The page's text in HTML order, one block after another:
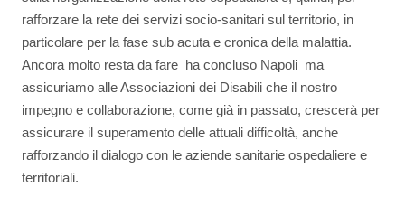
rafforzare la rete dei servizi socio-sanitari sul territorio, in
particolare per la fase sub acuta e cronica della malattia.
Ancora molto resta da fare  ha concluso Napoli  ma
assicuriamo alle Associazioni dei Disabili che il nostro
impegno e collaborazione, come già in passato, crescerà per
assicurare il superamento delle attuali difficoltà, anche
rafforzando il dialogo con le aziende sanitarie ospedaliere e
territoriali.